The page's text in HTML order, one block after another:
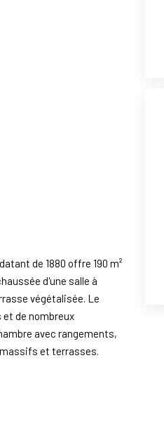
de 1880 offre 190 m²
d'une salle à
végétalisée. Le
de nombreux
avec rangements,
et terrasses.